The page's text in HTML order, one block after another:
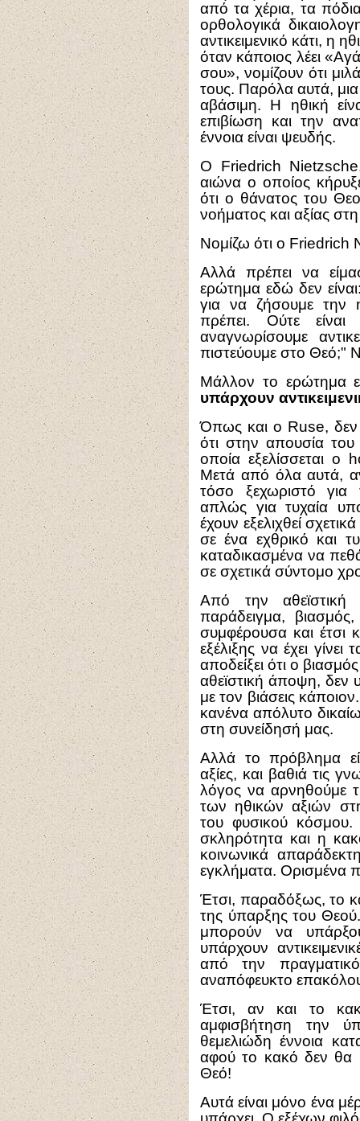
από τα χέρια, τα
ορθολογικά
αντικειμενικό κάτι, η
όταν κάποιος λέει
σου», νομίζουν ότι
τους. Παρόλα αυτά, μια
αβάσιμη. Η ηθική
επιβίωση και την
έννοια είναι ψευδής.
Ο Friedrich
αιώνα ο οποίος
ότι ο θάνατος του
νοήματος και αξίας
Νομίζω ότι ο Friedrich
Αλλά πρέπει να
ερώτημα εδώ δεν
για να ζήσουμε την
πρέπει. Ούτε
αναγνωρίσουμε
πιστεύουμε στο Θεό;"
Μάλλον το ερώτημα
υπάρχουν
Όπως και ο Ruse,
ότι στην απουσία
οποία εξελίσσεται ο
Μετά από όλα αυτά, αν
τόσο ξεχωριστό για
απλώς για τυχαία
έχουν εξελιχθεί
σε ένα εχθρικό και
καταδικασμένα να
σε σχετικά σύντομο
Από την αθεϊστική
παράδειγμα,
συμφέρουσα και έτσι
εξέλιξης να έχει
αποδείξει ότι ο
αθεϊστική άποψη, δεν
με τον βιάσεις
κανένα απόλυτο
στη συνείδησή μας.
Αλλά το πρόβλημα
αξίες, και βαθιά τις
λόγος να αρνηθούμε
των ηθικών αξιών
του φυσικού
σκληρότητα και η
κοινωνικά
εγκλήματα. Ορισμένα
Έτσι, παραδόξως, το
της ύπαρξης του Θεού.
μπορούν να
υπάρχουν
από την
αναπόφευκτο
Έτσι, αν και το
αμφισβήτηση την
θεμελιώδη έννοια
αφού το κακό δεν θα
Θεό!
Αυτά είναι μόνο ένα